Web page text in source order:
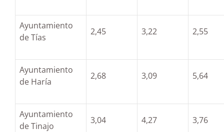
Ayuntamiento
de Tías
2,45 3,22 2,55
Ayuntamiento
de Haría
2,68 3,09 5,64
Ayuntamiento
de Tinajo
3,04 4,27 3,76